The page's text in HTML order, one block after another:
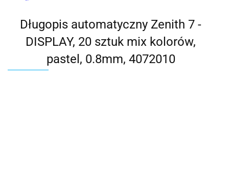
Długopis automatyczny Zenith 7 -
DISPLAY, 20 sztuk mix kolorów,
pastel, 0.8mm, 4072010